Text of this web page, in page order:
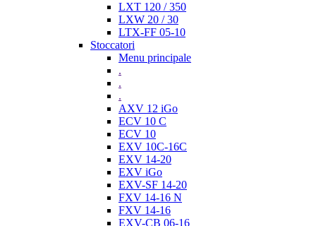
LXT 120 / 350
LXW 20 / 30
LTX-FF 05-10
Stoccatori
Menu principale
.
.
.
AXV 12 iGo
ECV 10 C
ECV 10
EXV 10C-16C
EXV 14-20
EXV iGo
EXV-SF 14-20
FXV 14-16 N
FXV 14-16
EXV-CB 06-16